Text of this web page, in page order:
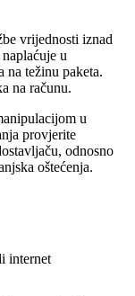
vrijednosti iznad
u
na težinu paketa.
na računu.
u
provjerite
odnosno
oštećenja.
internet